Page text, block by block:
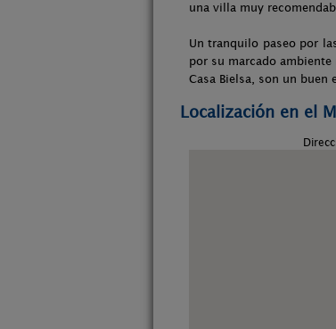
una villa muy
Un tranquilo paseo por
por su marcado
Casa Bielsa, son un
Localización en el